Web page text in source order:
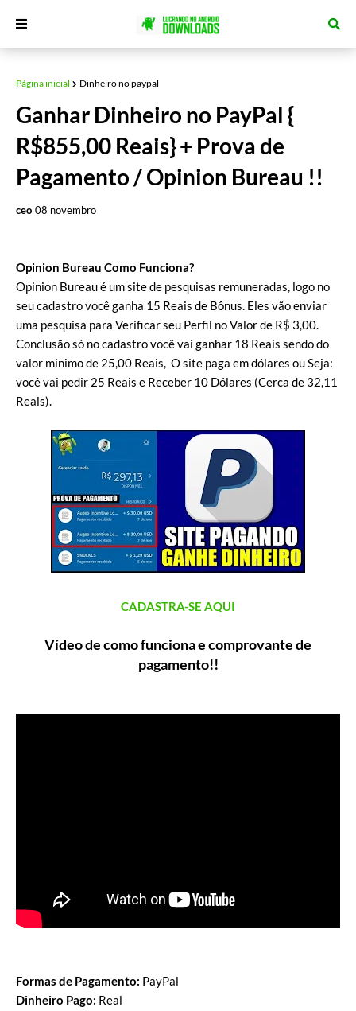
Página inicial Dinheiro no paypal
Ganhar Dinheiro no PayPal {
R$855,00 Reais} + Prova de
Pagamento / Opinion Bureau !!
ceo 08 novembro
Opinion Bureau Como Funciona?
Opinion Bureau é um site de pesquisas remuneradas, logo no
seu cadastro você ganha 15 Reais de Bônus. Eles vão enviar
uma pesquisa para Verificar seu Perfil no Valor de R$ 3,00.
Conclusão só no cadastro você vai ganhar 18 Reais sendo do
valor minimo de 25,00 Reais, O site paga em dólares ou Seja:
você vai pedir 25 Reais e Receber 10 Dólares (Cerca de 32,11
Reais).
CADASTRA-SE AQUI
Vídeo de como funciona e comprovante de
pagamento!!
Formas de Pagamento: PayPal
Dinheiro Pago: Real